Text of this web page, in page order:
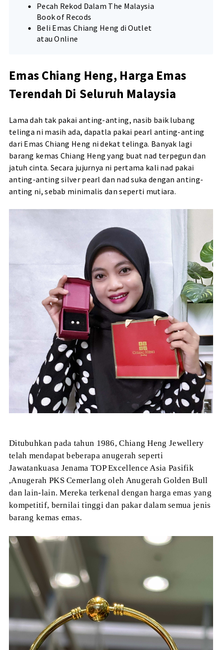
Pecah Rekod Dalam The Malaysia
Book of Recods
Beli Emas Chiang Heng di Outlet
atau Online
Emas Chiang Heng, Harga Emas
Terendah Di Seluruh Malaysia
Lama dah tak pakai anting-anting, nasib baik lubang
telinga ni masih ada, dapatla pakai pearl anting-anting
dari Emas Chiang Heng ni dekat telinga. Banyak lagi
barang kemas Chiang Heng yang buat nad terpegun dan
jatuh cinta. Secara jujurnya ni pertama kali nad pakai
anting-anting silver pearl dan nad suka dengan anting-
anting ni, sebab minimalis dan seperti mutiara.
Ditubuhkan pada tahun 1986, Chiang Heng Jewellery
telah mendapat beberapa anugerah seperti
Jawatankuasa Jenama TOP Excellence Asia Pasifik
,Anugerah PKS Cemerlang oleh Anugerah Golden Bull
dan lain-lain.Mereka terkenal dengan harga emas yang
kompetitif, bernilai tinggi dan pakar dalam semua jenis
barang kemas emas.